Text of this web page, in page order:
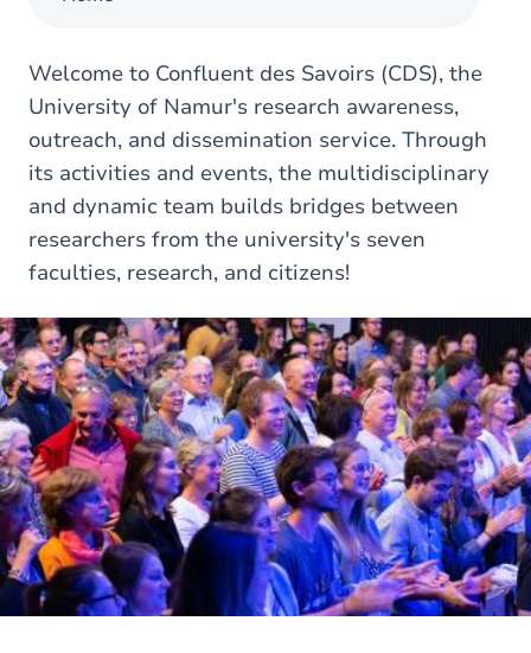
Welcome to Confluent des Savoirs (CDS), the
University of Namur's research awareness,
outreach, and dissemination service. Through
its activities and events, the multidisciplinary
and dynamic team builds bridges between
researchers from the university's seven
faculties, research, and citizens!
Image